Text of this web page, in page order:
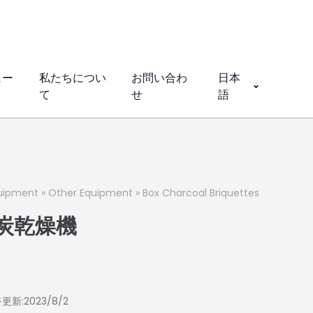
私たちについ
て
お問い合わ
せ
日本
語
» Other Equipment » Box Charcoal Briquettes
乾燥機
更新:2023/8/2